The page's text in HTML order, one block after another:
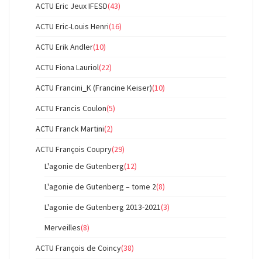
ACTU Eric Jeux IFESD(43)
ACTU Eric-Louis Henri(16)
ACTU Erik Andler(10)
ACTU Fiona Lauriol(22)
ACTU Francini_K (Francine Keiser)(10)
ACTU Francis Coulon(5)
ACTU Franck Martini(2)
ACTU François Coupry(29)
L'agonie de Gutenberg(12)
L'agonie de Gutenberg – tome 2(8)
L'agonie de Gutenberg 2013-2021(3)
Merveilles(8)
ACTU François de Coincy(38)